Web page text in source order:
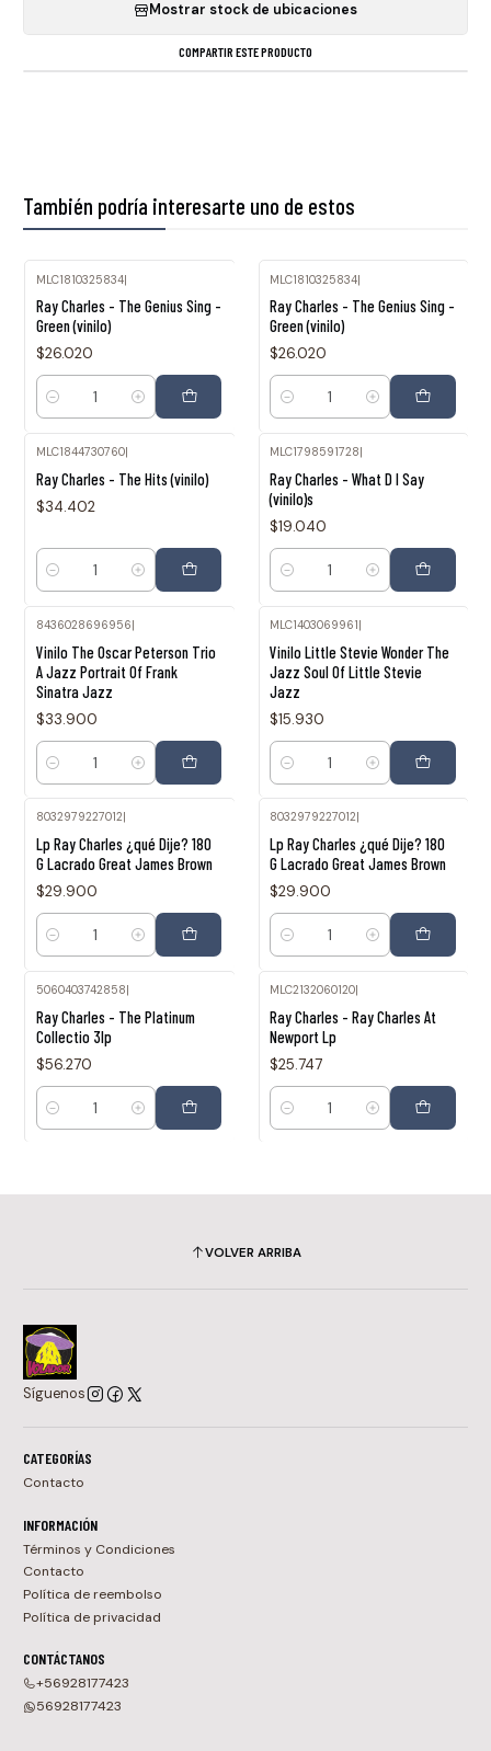
Mostrar stock de ubicaciones
COMPARTIR ESTE PRODUCTO
También podría interesarte uno de estos
MLC1810325834|
Ray Charles - The Genius Sing -
Green (vinilo)
$26.020
Cantidad
MLC1810325834|
Ray Charles - The Genius Sing -
Green (vinilo)
$26.020
Cantidad
MLC1844730760|
Ray Charles - The Hits (vinilo)
$34.402
Cantidad
MLC1798591728
Ray Charles - What D I Say
(vinilo)s
$19.040
Cantidad
8436028696956|
Vinilo The Oscar Peterson Trio
A Jazz Portrait Of Frank
Sinatra Jazz
$33.900
Cantidad
MLC1403069961|
Vinilo Little Stevie Wonder The
Jazz Soul Of Little Stevie
Jazz
$15.930
Cantidad
8032979227012|
Lp Ray Charles ¿qué Dije? 180
G Lacrado Great James Brown
$29.900
Cantidad
8032979227012
Lp Ray Charles ¿qué Dije? 180
G Lacrado Great James Brown
$29.900
Cantidad
5060403742858|
Ray Charles - The Platinum
Collectio 3lp
$56.270
Cantidad
MLC2132060120|
Ray Charles - Ray Charles At
Newport Lp
$25.747
Cantidad
VOLVER ARRIBA
Síguenos
CATEGORÍAS
Contacto
INFORMACIÓN
Términos y Condiciones
Contacto
Política de reembolso
Política de privacidad
CONTÁCTANOS
+56928177423
56928177423